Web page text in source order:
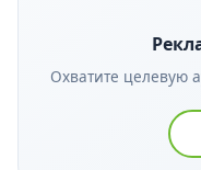
Охватите целевую